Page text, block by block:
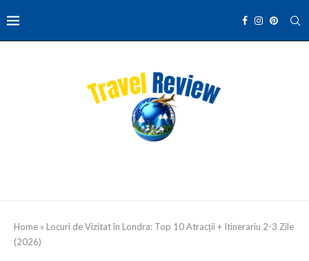
Home » Locuri de Vizitat în Londra: Top 10 Atracții + Itinerariu 2-3 Zile
(2026)